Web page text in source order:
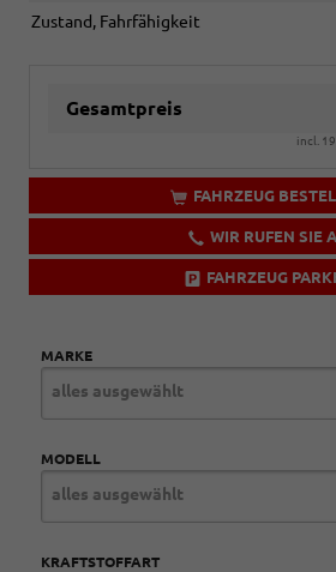
Zustand, Fahrfähigkeit
Gesamtpreis
incl.
FAHRZEUG
WIR RUFEN SIE
FAHRZEUG
MARKE
alles ausgewählt
MODELL
alles ausgewählt
KRAFTSTOFFART